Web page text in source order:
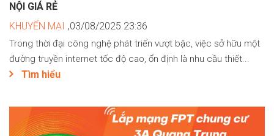
NỘI GIÁ RẺ
KHUYẾN MẠI ,03/08/2025 23:36
Trong thời đại công nghệ phát triển vượt bậc, việc sở hữu một
đường truyền internet tốc độ cao, ổn định là nhu cầu thiết...
Tìm hiểu